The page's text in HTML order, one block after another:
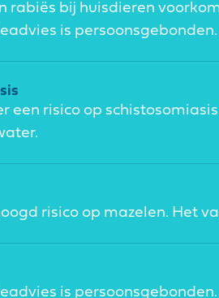
rabiës bij huisdieren
is persoonsgebonden.
een risico op
risico op mazelen. Het
is persoonsgebonden.